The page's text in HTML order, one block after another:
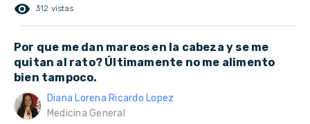
remove_red_eye 312 vistas
Por que me dan mareos en la cabeza y se me
quitan al rato? Últimamente no me alimento
bien tampoco.
Diana Lorena Ricardo Lopez
Medicina General